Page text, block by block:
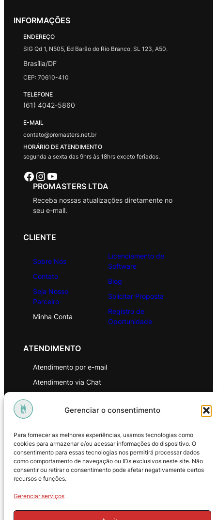
Gerenciar o consentimento
Para fornecer as melhores experiências, usamos tecnologias como
cookies para armazenar e/ou acessar informações do dispositivo. O
consentimento para essas tecnologias nos permitirá processar dados
como comportamento de navegação ou IDs exclusivos neste site. Não
consentir ou retirar o consentimento pode afetar negativamente certos
recursos e funções.
Gerenciar serviços
INFORMAÇÕES
ENDEREÇO
SIG Qd 1, N505, Ed Barão do Rio Branco, SL 123, A50.
Brasília/DF
CEP: 70610-410
TELEFONE
(61) 4042-5860
E-MAIL
contato@promasters.net.br
HORÁRIO DE ATENDIMENTO
segunda a sexta das 9hrs às 18hrs exceto feriados.
Facebook Instagram Youtube
PROMASTERS LTDA
Receba nossas atualizações diretamente no
seu e-mail.
CLIENTE
Sobre Nós
Contato
Seja Nosso
Parceiro
Minha Conta
Licenciamento de
Software
Blog
Solicitar Proposta
Registro de
Oportunidade
ATENDIMENTO
Atendimento por e-mail
Atendimento via Chat
Política de Privacidade
Política de Troca e Devoluções
Política de Reembolso